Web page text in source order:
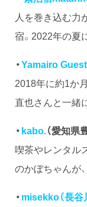
人を巻き込む力
宿。2022年の夏
・Yamairo
2018年に約1か
直也さんと一緒
・kabo.（愛知県
喫茶やレンタル
のかぼちゃんが
・misekko（長谷